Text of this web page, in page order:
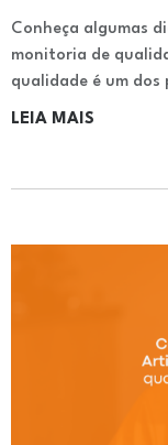
Conheça algumas
monitoria de
qualidade é um dos
LEIA MAIS